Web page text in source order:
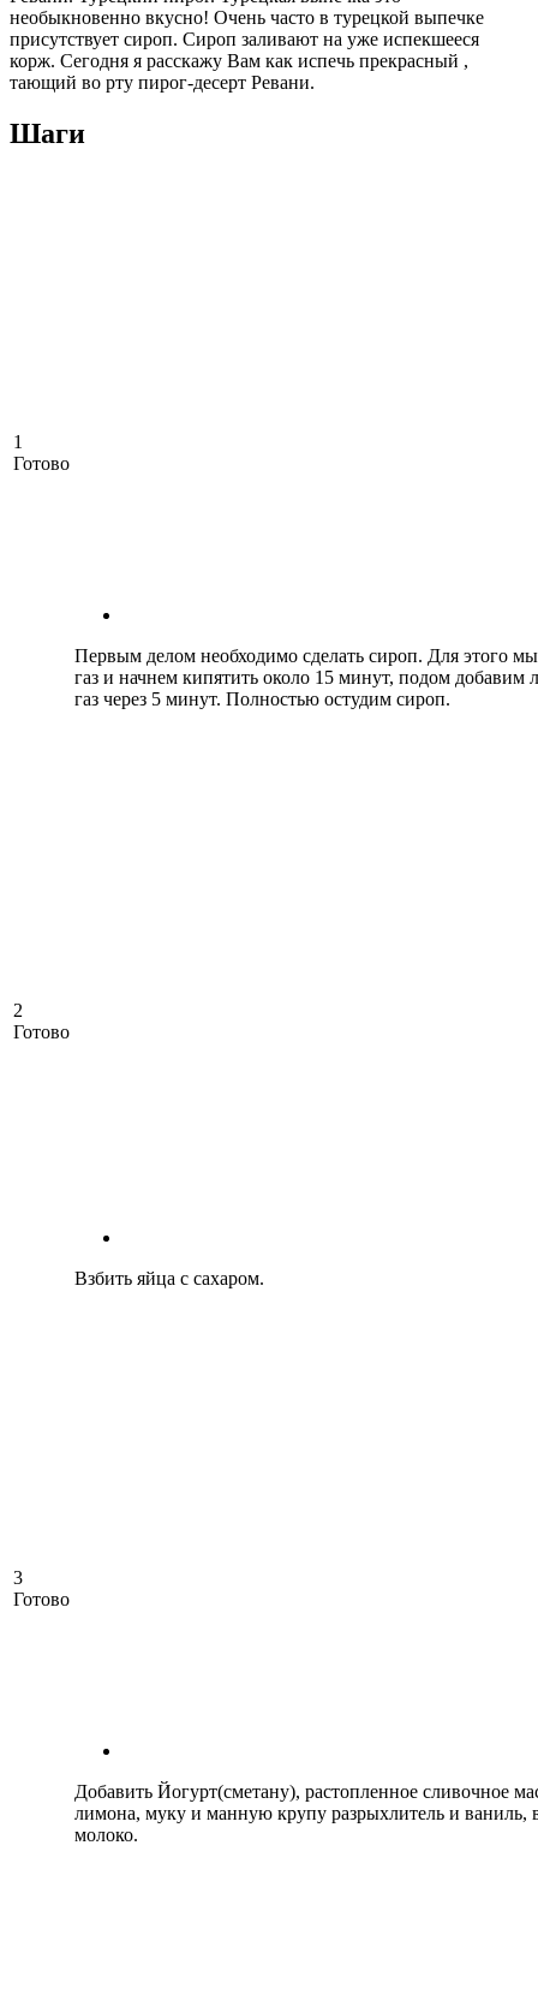
необыкновенно вкусно! Очень часто в турецкой выпечке
присутствует сироп. Сироп заливают на уже испекшееся
корж. Сегодня я расскажу Вам как испечь прекрасный ,
тающий во рту пирог-десерт Ревани.
Шаги
1
Готово
Первым делом необходимо сделать сироп. Для этого
газ и начнем кипятить около 15 минут, подом
газ через 5 минут. Полностью остудим сироп.
2
Готово
Взбить яйца с сахаром.
3
Готово
Добавить Йогурт(сметану), растопленное сливочное
лимона, муку и манную крупу разрыхлитель и ваниль,
молоко.